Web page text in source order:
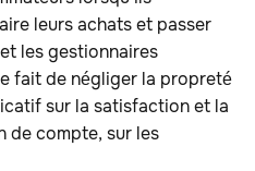
leurs achats et passer
les gestionnaires
fait de négliger la propreté
sur la satisfaction et la
de compte, sur les